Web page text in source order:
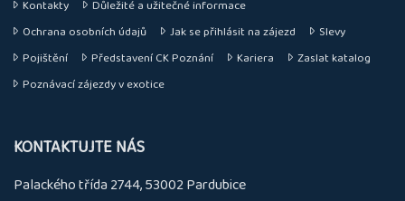
Kontakty
Důležité a užitečné informace
Ochrana osobních údajů
Jak se přihlásit na zájezd
Slevy
Pojištění
Představení CK Poznání Kariera
Zaslat katalog
Poznávací zájezdy v exotice
KONTAKTUJTE NÁS
Palackého třída 2744, 53002 Pardubice